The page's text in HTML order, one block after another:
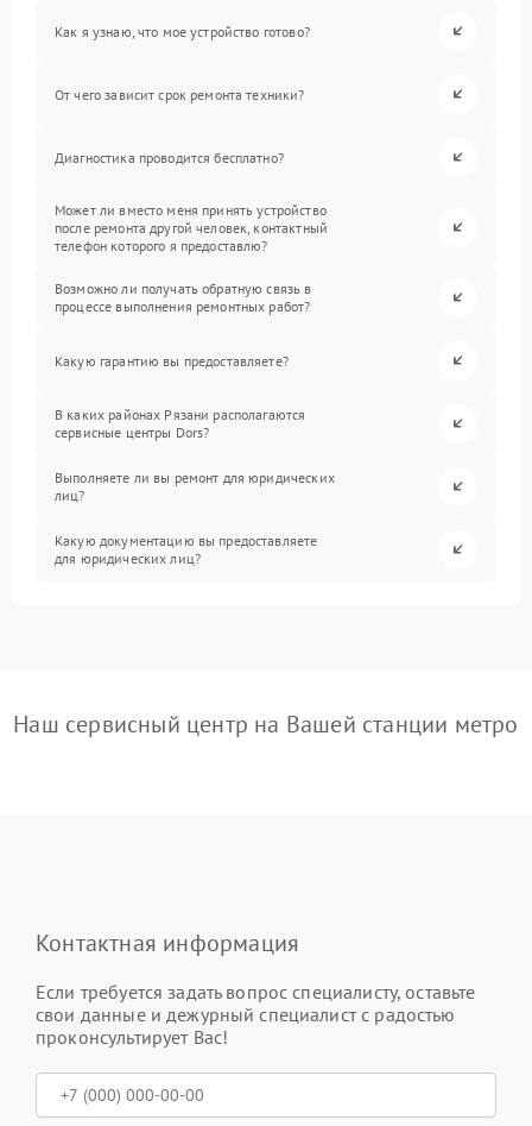
Как я узнаю, что мое устройство готово?
От чего зависит срок ремонта техники?
Диагностика проводится бесплатно?
Может ли вместо меня принять устройство
после ремонта другой человек, контактный
телефон которого я предоставлю?
Возможно ли получать обратную связь в
процессе выполнения ремонтных работ?
Какую гарантию вы предоставляете?
В каких районах Рязани располагаются
сервисные центры Dors?
Выполняете ли вы ремонт для юридических
лиц?
Какую документацию вы предоставляете
для юридических лиц?
Наш сервисный центр на Вашей станции метро
Контактная информация
Если требуется задать вопрос специалисту, оставьте
свои данные и дежурный специалист с радостью
проконсультирует Вас!